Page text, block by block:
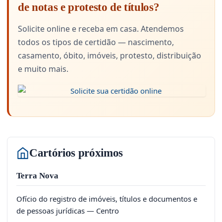
de notas e protesto de títulos?
Solicite online e receba em casa. Atendemos
todos os tipos de certidão — nascimento,
casamento, óbito, imóveis, protesto, distribuição
e muito mais.
Cartórios próximos
Terra Nova
Ofício do registro de imóveis, títulos e documentos e
de pessoas jurídicas — Centro